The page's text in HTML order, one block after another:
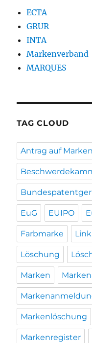
ECTA
GRUR
INTA
Markenverband
MARQUES
TAG CLOUD
Antrag auf
EuG EUIPO
Farbmarke Link
Löschung
Marken
Markenlöschung
Markenregister